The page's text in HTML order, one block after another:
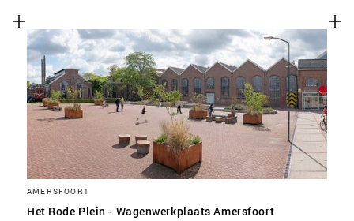
AMERSFOORT
Het Rode Plein - Wagenwerkplaats Amersfoort